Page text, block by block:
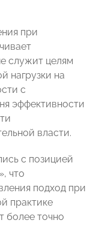
при
служит целям
нагрузки на
с
эффективности
власти.
с позицией
что
подход при
практике
более точно